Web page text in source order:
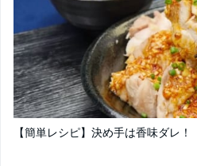
【簡単レシピ】決め手は香味ダレ